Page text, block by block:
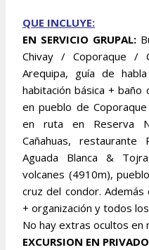
QUE INCLUYE:
EN SERVICIO GRUPAL:
Chivay / Coporaque /
Arequipa, guía de
habitación básica + baño
en pueblo de
en ruta en Reserva
Cañahuas, restaurante
Aguada Blanca &
volcanes (4910m),
cruz del condor.
+ organización y todos
No hay extras ocultos en
EXCURSION EN